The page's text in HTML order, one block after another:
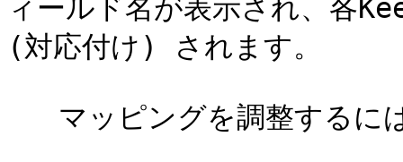
ィールド名が表示され、各
(対応付け) されます。